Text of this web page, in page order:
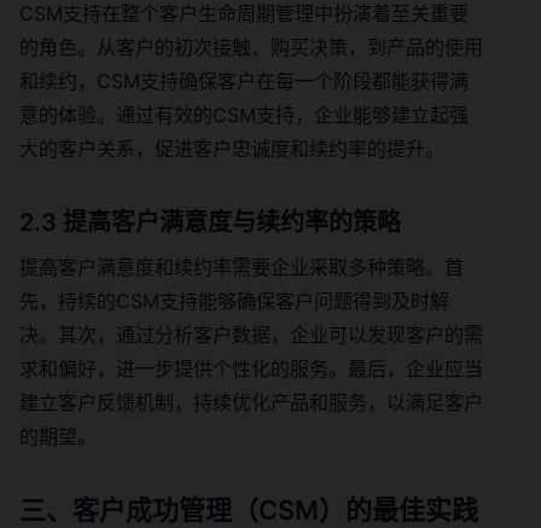
CSM支持在整个客户生命周期管理中扮演着至关重要
的角色。从客户的初次接触、购买决策，到产品的使用
和续约，CSM支持确保客户在每一个阶段都能获得满
意的体验。通过有效的CSM支持，企业能够建立起强
大的客户关系，促进客户忠诚度和续约率的提升。
2.3 提高客户满意度与续约率的策略
提高客户满意度和续约率需要企业采取多种策略。首
先，持续的CSM支持能够确保客户问题得到及时解
决。其次，通过分析客户数据，企业可以发现客户的需
求和偏好，进一步提供个性化的服务。最后，企业应当
建立客户反馈机制，持续优化产品和服务，以满足客户
的期望。
三、客户成功管理（CSM）的最佳实践